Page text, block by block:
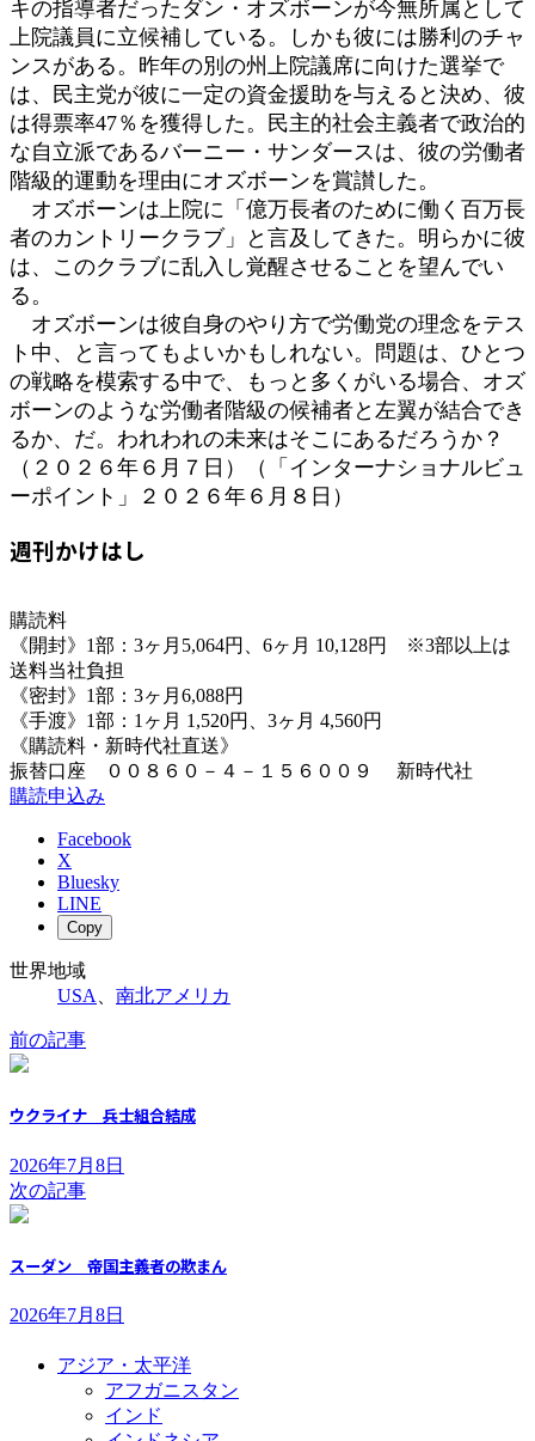
キの指導者だったダン・オズボーンが今無所属として
上院議員に立候補している。しかも彼には勝利のチャ
ンスがある。昨年の別の州上院議席に向けた選挙で
は、民主党が彼に一定の資金援助を与えると決め、彼
は得票率47％を獲得した。民主的社会主義者で政治的
な自立派であるバーニー・サンダースは、彼の労働者
階級的運動を理由にオズボーンを賞讃した。
オズボーンは上院に「億万長者のために働く百万長
者のカントリークラブ」と言及してきた。明らかに彼
は、このクラブに乱入し覚醒させることを望んでい
る。
オズボーンは彼自身のやり方で労働党の理念をテス
ト中、と言ってもよいかもしれない。問題は、ひとつ
の戦略を模索する中で、もっと多くがいる場合、オズ
ボーンのような労働者階級の候補者と左翼が結合でき
るか、だ。われわれの未来はそこにあるだろうか？
（２０２６年６月７日）（「インターナショナルビュ
ーポイント」２０２６年６月８日）
週刊かけはし
購読料
《開封》1部：3ヶ月5,064円、6ヶ月 10,128円 ※3部以上は
送料当社負担
《密封》1部：3ヶ月6,088円
《手渡》1部：1ヶ月 1,520円、3ヶ月 4,560円
《購読料・新時代社直送》
振替口座 ００８６０－４－１５６００９ 新時代社
購読申込み
Facebook
X
Bluesky
LINE
Copy
世界地域
USA
南北アメリカ
前の記事
ウクライナ 兵士組合結成
2026年7月8日
次の記事
スーダン 帝国主義者の欺まん
2026年7月8日
アジア・太平洋
アフガニスタン
インド